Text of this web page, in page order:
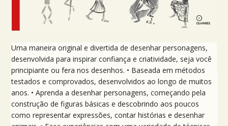
Uma maneira original e divertida de desenhar personagens,
desenvolvida para inspirar confiança e criatividade, seja você
principiante ou fera nos desenhos. • Baseada em métodos
testados e comprovados, desenvolvidos ao longo de muitos
anos. • Aprenda a desenhar personagens, começando pela
construção de figuras básicas e descobrindo aos poucos
como representar expressões, contar histórias e desenhar